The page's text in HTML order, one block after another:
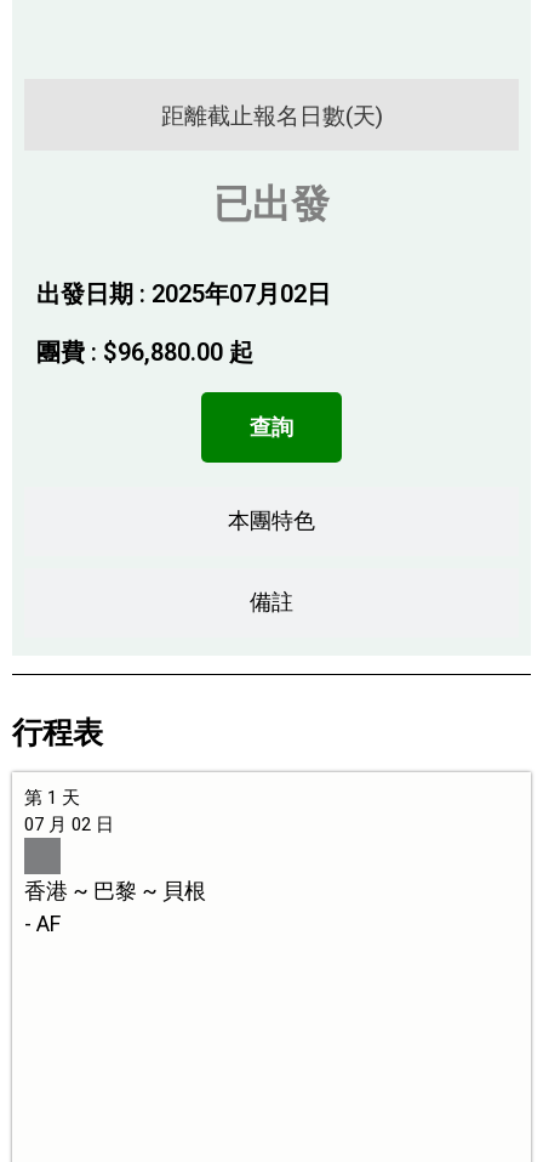
距離截止報名日數(天)
已出發
出發日期 : 2025年07月02日
團費 : $96,880.00 起
查詢
本團特色
備註
行程表
第 1 天
07 月 02 日
香港 ~ 巴黎 ~ 貝根
- AF